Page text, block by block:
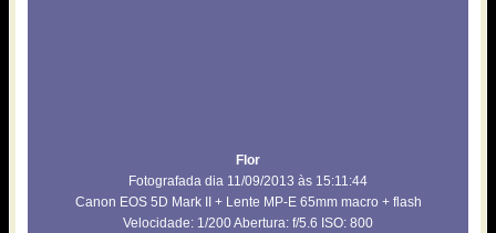
Flor
Fotografada dia 11/09/2013 às 15:11:44
Canon EOS 5D Mark II + Lente MP-E 65mm macro + flash
Velocidade: 1/200 Abertura: f/5.6 ISO: 800